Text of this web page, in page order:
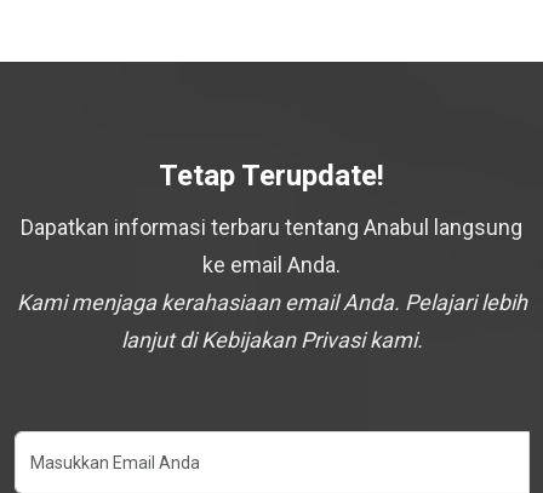
Tetap Terupdate!
Dapatkan informasi terbaru tentang Anabul langsung
ke email Anda.
Kami menjaga kerahasiaan email Anda. Pelajari lebih
lanjut di Kebijakan Privasi kami.